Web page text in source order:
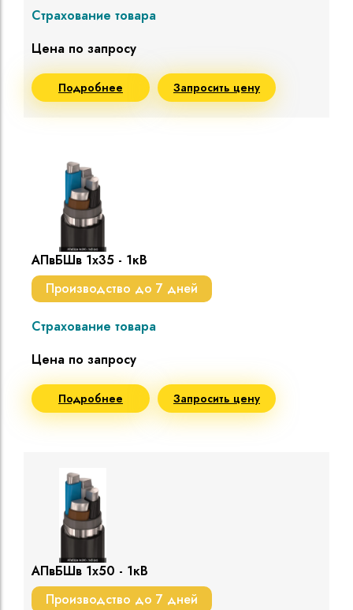
Страхование товара
Цена по запросу
Подробнее Запросить цену
АПвБШв 1х35 - 1кВ
Производство до 7 дней
Страхование товара
Цена по запросу
Подробнее Запросить цену
АПвБШв 1х50 - 1кВ
Производство до 7 дней